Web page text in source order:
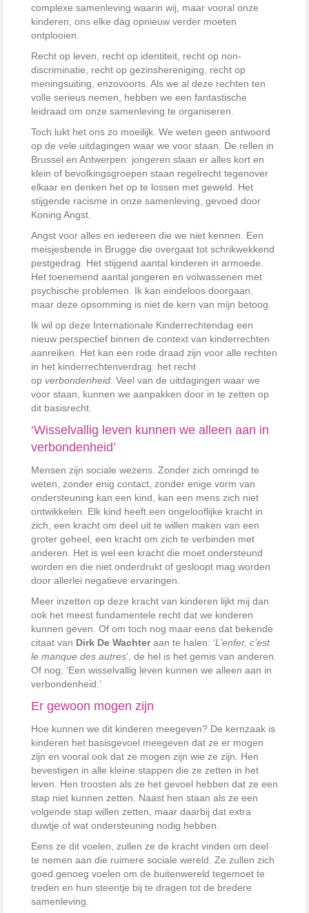
complexe samenleving waarin wij, maar vooral onze
kinderen, ons elke dag opnieuw verder moeten
ontplooien.
Recht op leven, recht op identiteit, recht op non-
discriminatie, recht op gezinshereniging, recht op
meningsuiting, enzovoorts. Als we al deze rechten ten
volle serieus nemen, hebben we een fantastische
leidraad om onze samenleving te organiseren.
Toch lukt het ons zo moeilijk. We weten geen antwoord
op de vele uitdagingen waar we voor staan. De rellen in
Brussel en Antwerpen: jongeren slaan er alles kort en
klein of bevolkingsgroepen staan regelrecht tegenover
elkaar en denken het op te lossen met geweld. Het
stijgende racisme in onze samenleving, gevoed door
Koning Angst.
Angst voor alles en iedereen die we niet kennen. Een
meisjesbende in Brugge die overgaat tot schrikwekkend
pestgedrag. Het stijgend aantal kinderen in armoede.
Het toenemend aantal jongeren en volwassenen met
psychische problemen. Ik kan eindeloos doorgaan,
maar deze opsomming is niet de kern van mijn betoog.
Ik wil op deze Internationale Kinderrechtendag een
nieuw perspectief binnen de context van kinderrechten
aanreiken. Het kan een rode draad zijn voor alle rechten
in het kinderrechtenverdrag: het recht
op verbondenheid . Veel van de uitdagingen waar we
voor staan, kunnen we aanpakken door in te zetten op
dit basisrecht.
‘Wisselvallig leven kunnen we alleen aan in
verbondenheid’
Mensen zijn sociale wezens. Zonder zich omringd te
weten, zonder enig contact, zonder enige vorm van
ondersteuning kan een kind, kan een mens zich niet
ontwikkelen. Elk kind heeft een ongelooflijke kracht in
zich, een kracht om deel uit te willen maken van een
groter geheel, een kracht om zich te verbinden met
anderen. Het is wel een kracht die moet ondersteund
worden en die niet onderdrukt of gesloopt mag worden
door allerlei negatieve ervaringen.
Meer inzetten op deze kracht van kinderen lijkt mij dan
ook het meest fundamentele recht dat we kinderen
kunnen geven. Of om toch nog maar eens dat bekende
citaat van Dirk De Wachteraan te halen: ‘L’enfer, c’est
le manque des autres‘, de hel is het gemis van anderen.
Of nog: ‘Een wisselvallig leven kunnen we alleen aan in
verbondenheid.’
Er gewoon mogen zijn
Hoe kunnen we dit kinderen meegeven? De kernzaak is
kinderen het basisgevoel meegeven dat ze er mogen
zijn en vooral ook dat ze mogen zijn wie ze zijn. Hen
bevestigen in alle kleine stappen die ze zetten in het
leven. Hen troosten als ze het gevoel hebben dat ze een
stap niet kunnen zetten. Naast hen staan als ze een
volgende stap willen zetten, maar daarbij dat extra
duwtje of wat ondersteuning nodig hebben.
Eens ze dit voelen, zullen ze de kracht vinden om deel
te nemen aan die ruimere sociale wereld. Ze zullen zich
goed genoeg voelen om de buitenwereld tegemoet te
treden en hun steentje bij te dragen tot de bredere
samenleving.